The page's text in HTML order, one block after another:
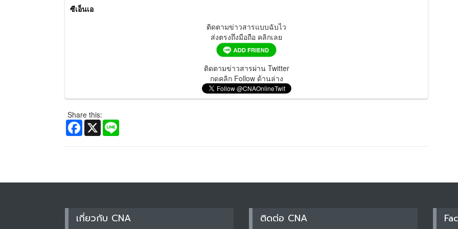
ซีเอ็นเอ
ติดตามข่าวสารแบบฉับไว
ส่งตรงถึงมือถือ คลิกเลย
ติดตามข่าวสารผ่าน Twitter
กดคลิก Follow ด้านล่าง
Share this:
Facebook
X
เกี่ยวกับ CNA ติดต่อ CNA